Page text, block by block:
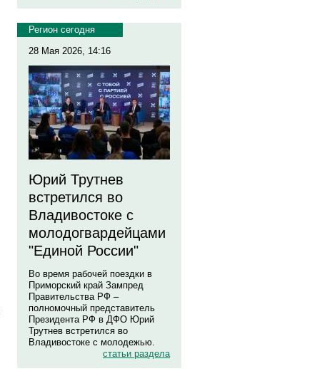
Регион сегодня
28 Мая 2026, 14:16
Юрий Трутнев
встретился во
Владивостоке с
молодогвардейцами
"Единой России"
Во время рабочей поездки в
Приморский край Зампред
Правительства РФ –
полномочный представитель
Президента РФ в ДФО Юрий
Трутнев встретился во
Владивостоке с молодежью.
статьи раздела